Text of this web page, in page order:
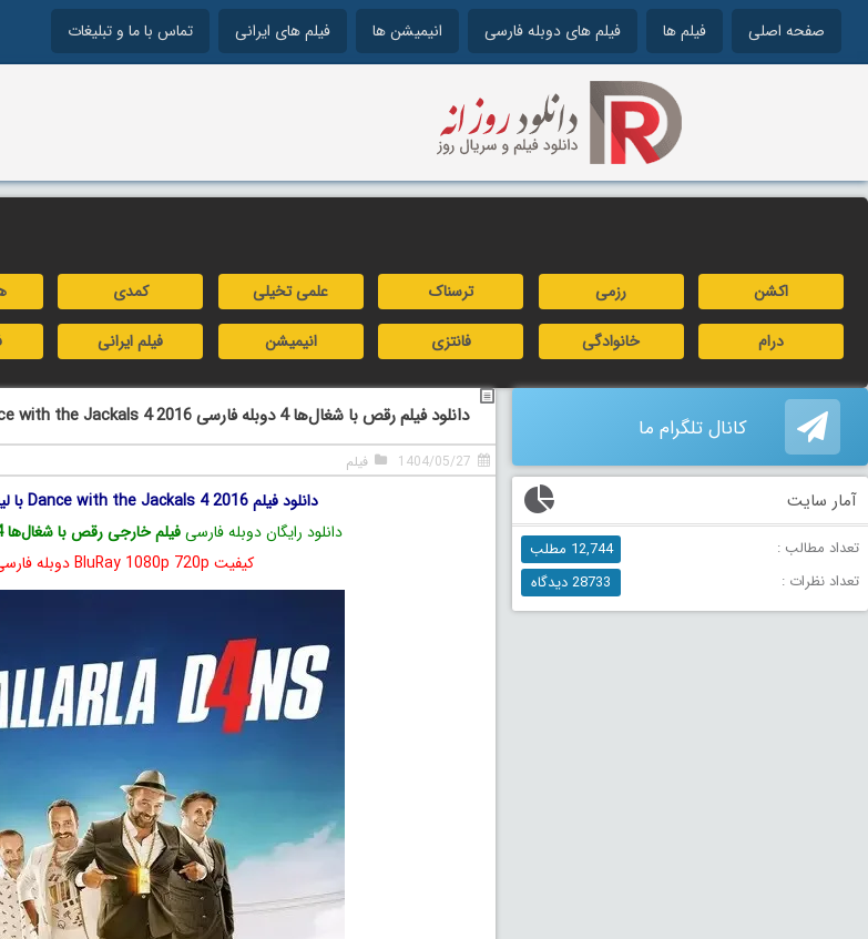
صفحه اصلی فیلم ها فیلم های دوبله فارسی انیمیشن ها فیلم های ایرانی تماس با ما و تبلیغات
اکشن رزمی ترسناک علمی تخیلی کمدی
درام خانوادگی فانتزی انیمیشن فیلم ایرانی
دانلود فیلم رقص با شغال‌ها 4 دوبله فارسی Dance with the Jackals 4 2016
1404/05/27 فیلم
دانلود فیلم Dance with the Jackals 4 2016 با لینک مستقیم
دانلود رایگان دوبله فارسیفیلم خارجی رقص با شغال‌ها 4
کیفیت BluRay 1080p 720p دوبله فارسی
کانال تلگرام ما
آمار سایت
تعداد مطالب :
12,744 مطلب
تعداد نظرات :
28733 دیدگاه